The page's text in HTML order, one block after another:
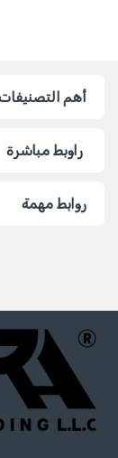
أهم
راوبط مباشرة
روابط مهمة